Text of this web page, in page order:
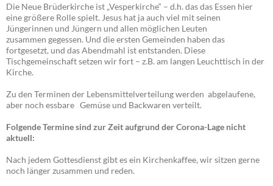
Die Neue Brüderkirche ist „Vesperkirche“ – d.h. das das Essen hier
eine größere Rolle spielt. Jesus hat ja auch viel mit seinen
Jüngerinnen und Jüngern und allen möglichen Leuten
zusammen gegessen. Und die ersten Gemeinden haben das
fortgesetzt, und das Abendmahl ist entstanden. Diese
Tischgemeinschaft setzen wir fort – z.B. am langen Leuchttisch in der
Kirche.
Zu den Terminen der Lebensmittelverteilung werden abgelaufene,
aber noch essbare Gemüse und Backwaren verteilt.
Folgende Termine sind zur Zeit aufgrund der Corona-Lage nicht
aktuell:
Nach jedem Gottesdienst gibt es ein Kirchenkaffee, wir sitzen gerne
noch länger zusammen und reden.